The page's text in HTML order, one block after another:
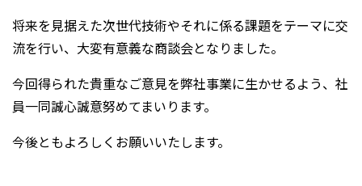
将来を見据えた次世代技術やそれに係る課題をテーマに交
流を行い、大変有意義な商談会となりました。
今回得られた貴重なご意見を弊社事業に生かせるよう、社
員一同誠心誠意努めてまいります。
今後ともよろしくお願いいたします。